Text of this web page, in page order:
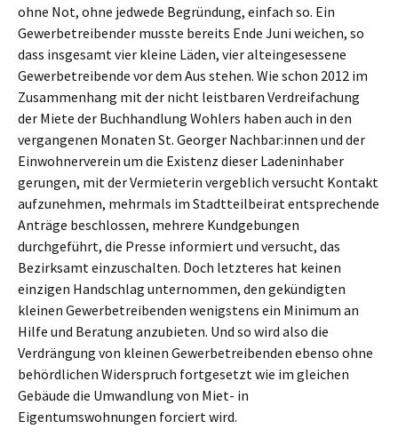
ohne Not, ohne jedwede Begründung, einfach so. Ein
Gewerbetreibender musste bereits Ende Juni weichen, so
dass insgesamt vier kleine Läden, vier alteingesessene
Gewerbetreibende vor dem Aus stehen. Wie schon 2012 im
Zusammenhang mit der nicht leistbaren Verdreifachung
der Miete der Buchhandlung Wohlers haben auch in den
vergangenen Monaten St. Georger Nachbar:innen und der
Einwohnerverein um die Existenz dieser Ladeninhaber
gerungen, mit der Vermieterin vergeblich versucht Kontakt
aufzunehmen, mehrmals im Stadtteilbeirat entsprechende
Anträge beschlossen, mehrere Kundgebungen
durchgeführt, die Presse informiert und versucht, das
Bezirksamt einzuschalten. Doch letzteres hat keinen
einzigen Handschlag unternommen, den gekündigten
kleinen Gewerbetreibenden wenigstens ein Minimum an
Hilfe und Beratung anzubieten. Und so wird also die
Verdrängung von kleinen Gewerbetreibenden ebenso ohne
behördlichen Widerspruch fortgesetzt wie im gleichen
Gebäude die Umwandlung von Miet- in
Eigentumswohnungen forciert wird.